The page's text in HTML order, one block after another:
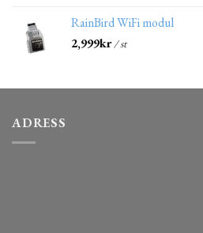
RainBird WiFi modul
2,999kr/ st
ADRESS